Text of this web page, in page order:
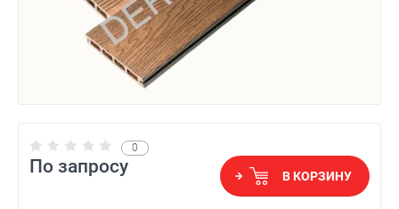
0
По запросу В КОРЗИНУ